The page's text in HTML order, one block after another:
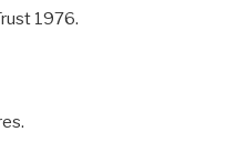
1976.